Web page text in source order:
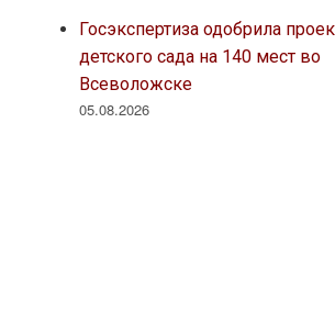
Госэкспертиза одобрила
детского сада на 140 мест во
Всеволожске
05.08.2026